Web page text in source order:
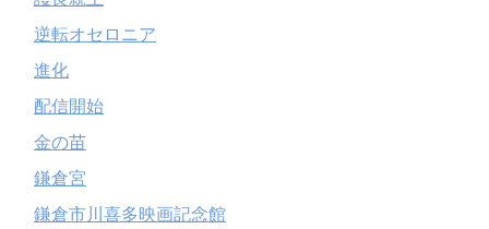
逆転オセロニア
進化
配信開始
金の苗
鎌倉宮
鎌倉市川喜多映画記念館